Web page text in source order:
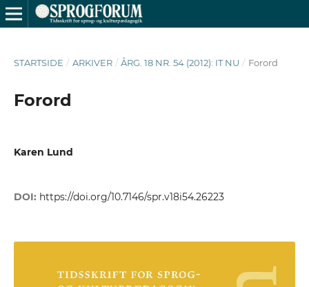
STARTSIDE / ARKIVER / ÅRG. 18 NR. 54 (2012): IT NU / Forord
Forord
Karen Lund
DOI: https://doi.org/10.7146/spr.v18i54.26223